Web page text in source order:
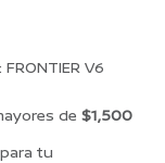
FRONTIER V6
de$1,500
tu